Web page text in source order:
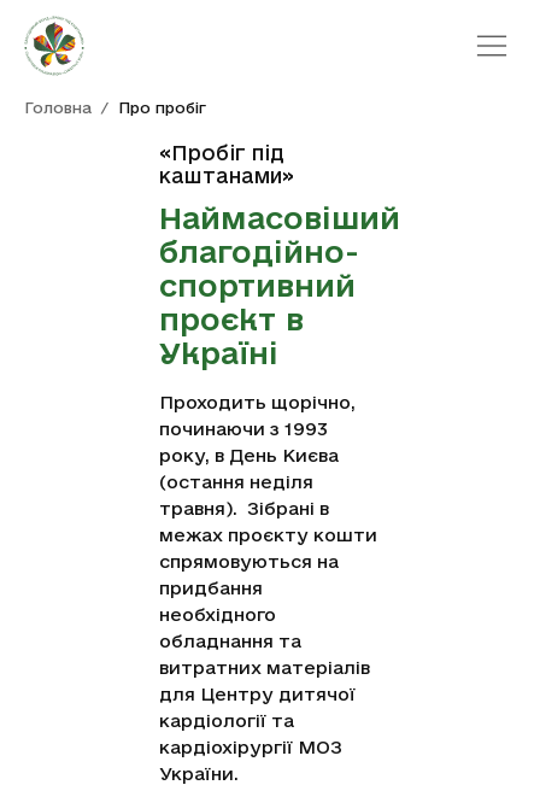
Про пробіг
Головна / Про пробіг
«Пробіг під
каштанами»
Наймасовіший
благодійно-
спортивний
проєкт в
Україні
Проходить щорічно,
починаючи з 1993
року, в День Києва
(остання неділя
травня). Зібрані в
межах проєкту кошти
спрямовуються на
придбання
необхідного
обладнання та
витратних матеріалів
для Центру дитячої
кардіології та
кардіохірургії МОЗ
України.